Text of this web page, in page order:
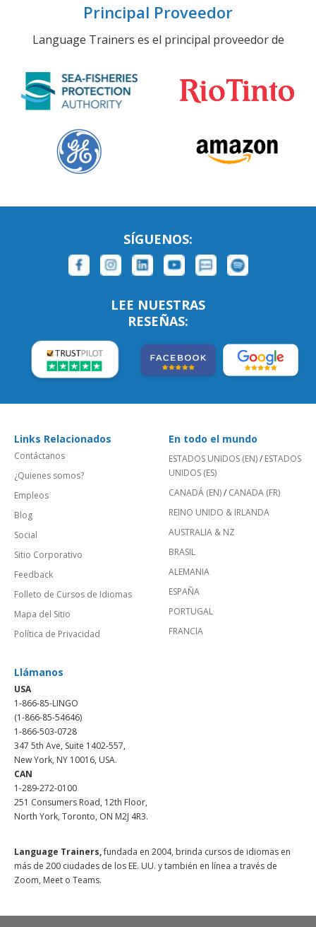
Principal Proveedor
Language Trainers es el principal proveedor de
SÍGUENOS:
LEE NUESTRAS
RESEÑAS:
Links Relacionados
Contáctanos
¿Quienes somos?
Empleos
Blog
Social
Sitio Corporativo
Feedback
Folleto de Cursos de Idiomas
Mapa del Sitio
Política de Privacidad
En todo el mundo
ESTADOS UNIDOS (EN)/ ESTADOS
UNIDOS (ES)
CANADÁ (EN)/ CANADA (FR)
REINO UNIDO & IRLANDA
AUSTRALIA & NZ
BRASIL
ALEMANIA
ESPAÑA
PORTUGAL
FRANCIA
Llámanos
USA
1-866-85-LINGO
(1-866-85-54646)
1-866-503-0728
347 5th Ave, Suite 1402-557,
New York, NY 10016, USA.
CAN
1-289-272-0100
251 Consumers Road, 12th Floor,
North York, Toronto, ON M2J 4R3.
Language Trainers,fundada en 2004, brinda cursos de idiomas en
más de 200 ciudades de los EE. UU. y también en línea a través de
Zoom, Meet o Teams.